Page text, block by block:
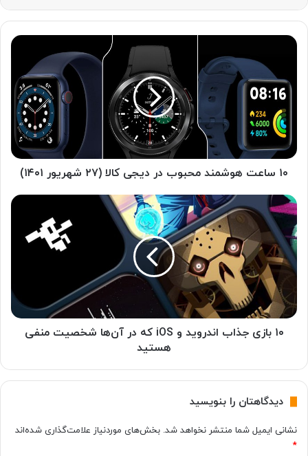
۱
ش
د
م
ح
ب
و
ب
ر
د
ک
(
۲
۱۰ ساعت هوشمند محبوب در دیجی کالا (۲۷ شهریور ۱۴۰۱)
۱
۰
ب
ا
ز
ی
ذ
ا
و
د
و
۱۰ بازی جذاب اندروید و iOS که در آن‌ها شخصیت منفی
هستید
دیدگاهتان را بنویسید
نشانی ایمیل شما منتشر نخواهد شد. بخش‌های موردنیاز علامت‌گذاری شده‌اند
*